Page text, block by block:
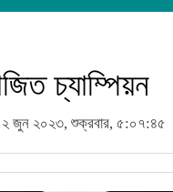
চ্যাম্পিয়ন
জুন ২০২৩, শুক্রবার, ৫:০৭:৪৫